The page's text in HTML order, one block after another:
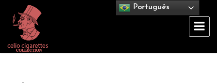
Português